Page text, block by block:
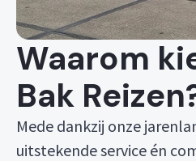
Waarom
Bak
Mede dankzij onze
uitstekende service én